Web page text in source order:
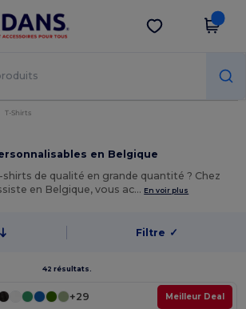
sur l’app !
Obtenir l'appli
T-Shirts
en Belgique
de qualité en grande quantité ? Chez
en Belgique, vous ac… En voir plus
Filtre ✓
42 résultats.
Meilleur Deal
+29